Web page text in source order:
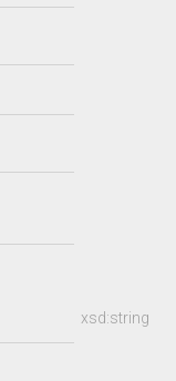
xsd:string